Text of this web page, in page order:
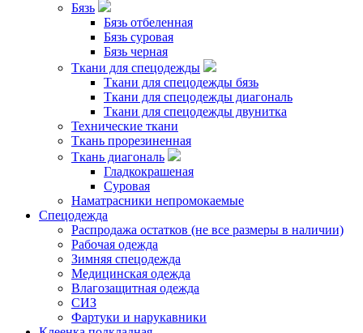
Бязь
Бязь отбеленная
Бязь суровая
Бязь черная
Ткани для спецодежды
Ткани для спецодежды бязь
Ткани для спецодежды диагональ
Ткани для спецодежды двунитка
Технические ткани
Ткань прорезиненная
Ткань диагональ
Гладкокрашеная
Суровая
Наматрасники непромокаемые
Спецодежда
Распродажа остатков (не все размеры в наличии)
Рабочая одежда
Зимняя спецодежда
Медицинская одежда
Влагозащитная одежда
СИЗ
Фартуки и нарукавники